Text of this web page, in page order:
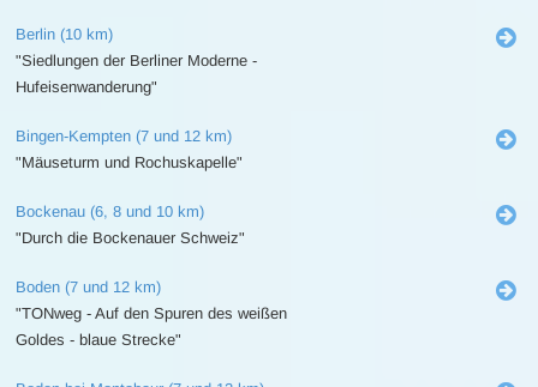
Berlin (10 km)
"Siedlungen der Berliner Moderne -
Hufeisenwanderung"
Bingen-Kempten (7 und 12 km)
"Mäuseturm und Rochuskapelle"
Bockenau (6, 8 und 10 km)
"Durch die Bockenauer Schweiz"
Boden (7 und 12 km)
"TONweg - Auf den Spuren des weißen
Goldes - blaue Strecke"